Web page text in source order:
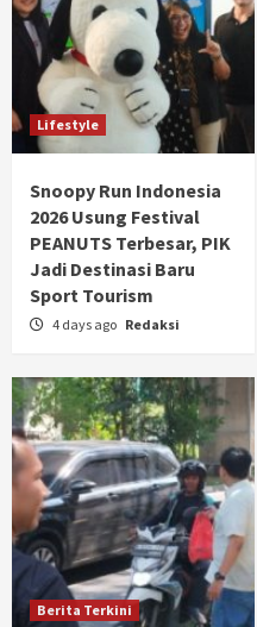
Lifestyle
Snoopy Run Indonesia
2026 Usung Festival
PEANUTS Terbesar, PIK
Jadi Destinasi Baru
Sport Tourism
4 days ago Redaksi
Berita Terkini